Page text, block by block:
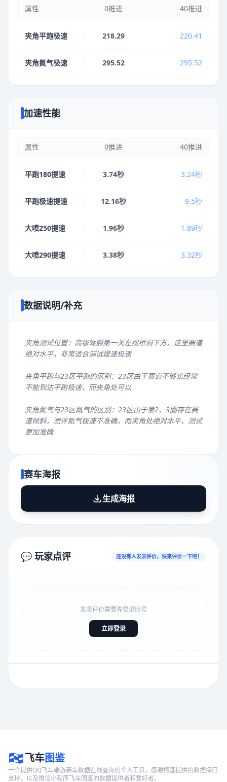
属性 0推进 40推进
夹角平跑极速 218.29 220.41
夹角氮气极速 295.52 295.52
加速性能
属性 0推进 40推进
平跑180提速 3.74秒 3.24秒
平跑极速提速 12.16秒 9.5秒
大喷250提速 1.96秒 1.89秒
大喷290提速 3.38秒 3.32秒
数据说明/补充
夹角测试位置：高级驾照第一关左拐桥洞下方，这里赛道
绝对水平，非常适合测试提速极速
夹角平跑与23区平跑的区别：23区由于赛道不够长经常
不能到达平跑极速，而夹角处可以
夹角氮气与23区氮气的区别：23区由于第2、3圈存在赛
道倾斜，测评氮气极速不准确，而夹角处绝对水平，测试
更加准确
赛车海报
生成海报
💬 玩家点评 还没有人发表评价，快来评价一下吧！
发表评价需要先登录账号
立即登录
飞车图鉴
一个提供QQ飞车端游赛车数据在线查询的个人工具，感谢柯基提供的数据接口
支持，以及微信小程序飞车图鉴的数据提供者和爱好者。